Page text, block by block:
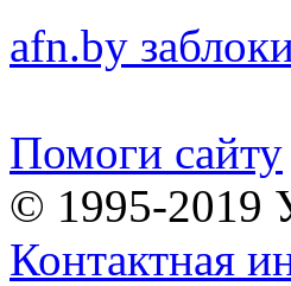
afn.by
Помоги сайту
© 1995-2019
Контактная